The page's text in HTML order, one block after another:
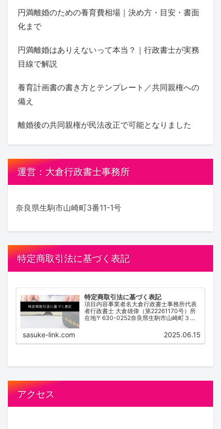
円満離婚のための養育費相場｜決め方・目安・書面
化まで
円満離婚はありえないって本当？｜行政書士が実務
目線で解説
養育計画書の書き方とテンプレート／共同親権への
備え
離婚後の共同親権が民法改正で可能となりました
運営：大倉行政書士事務所
奈良県生駒市山崎町3番11-1号
特定商取引法に基づく表記
特定商取引法に基づく表記
項目内容事業者名大倉行政書士事務所代表
者行政書士 大倉雄偉（第22261170号）所
在地〒630-0252奈良県生駒市山崎町３番
間 / 受付時間9:00~18:00（不定休）サービ
sasuke-link.com 2025.06.15
アクセス